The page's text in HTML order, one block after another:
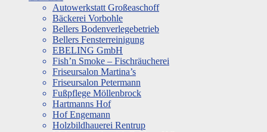
Autowerkstatt Großeaschoff
Bäckerei Vorbohle
Bellers Bodenverlegebetrieb
Bellers Fensterreinigung
EBELING GmbH
Fish’n Smoke – Fischräucherei
Friseursalon Martina’s
Friseursalon Petermann
Fußpflege Möllenbrock
Hartmanns Hof
Hof Engemann
Holzbildhauerei Rentrup